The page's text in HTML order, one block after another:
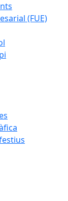
(FUE)